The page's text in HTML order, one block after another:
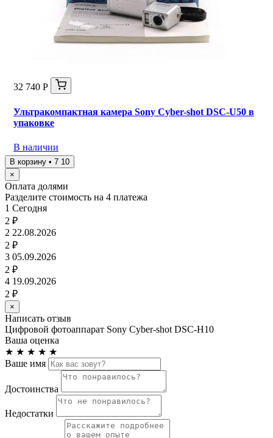
32 740 Р
Ультракомпактная камера Sony Cyber-shot DSC-U50 в
упаковке
В наличии
В корзину • 7 10
×
Оплата долями
Разделите стоимость на 4 платежа
1 Сегодня
2 ₽
2 22.08.2026
2 ₽
3 05.09.2026
2 ₽
4 19.09.2026
2 ₽
×
Написать отзыв
Цифровой фотоаппарат Sony Cyber-shot DSC-H10
Ваша оценка
★ ★ ★ ★ ★
Ваше имя
Достоинства
Недостатки